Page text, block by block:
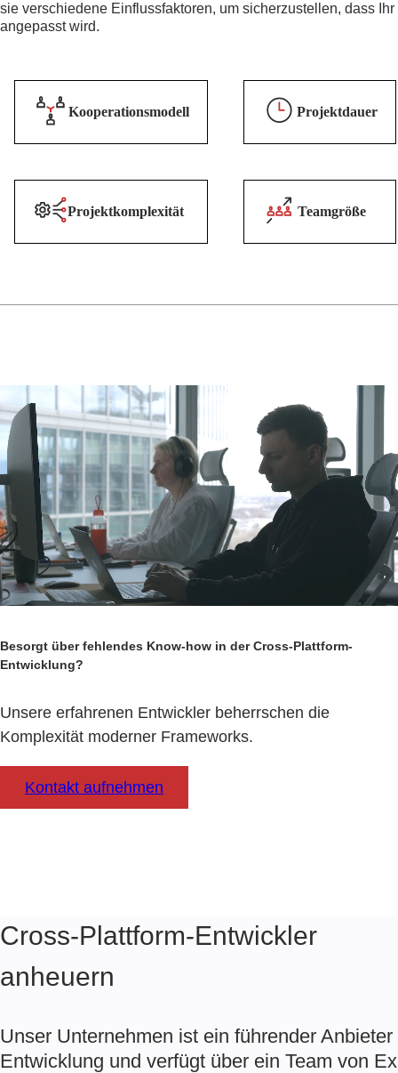
sie verschiedene Einflussfaktoren, um sicherzustellen, dass
angepasst wird.
Kooperationsmodell Projektdauer
Projektkomplexität Teamgröße
Besorgt über fehlendes Know-how in der Cross-Plattform-
Entwicklung?
Unsere erfahrenen Entwickler beherrschen die
Komplexität moderner Frameworks.
Kontakt aufnehmen
Cross-Plattform-Entwickler
anheuern
Unser Unternehmen ist ein führender
Entwicklung und verfügt über ein Team von